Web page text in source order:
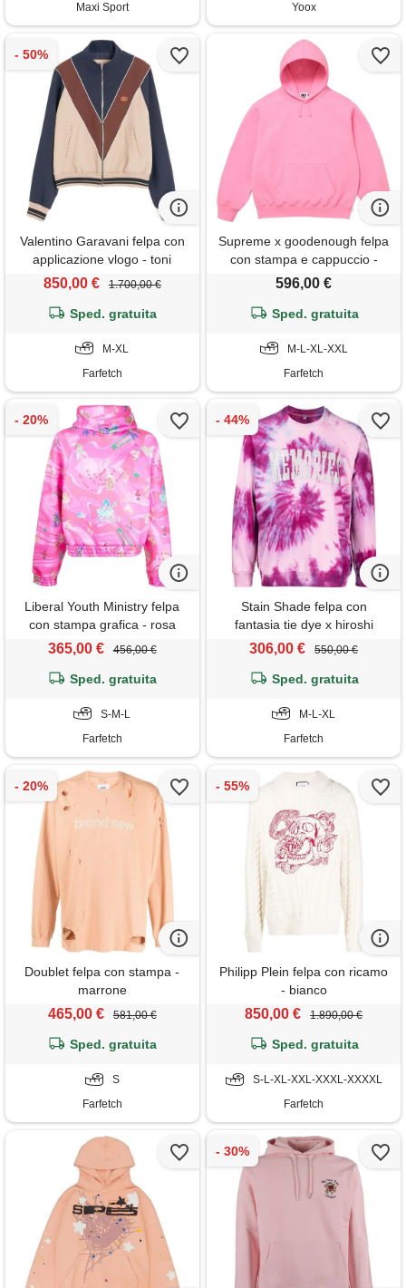
Maxi Sport
Yoox
Valentino Garavani felpa con
applicazione vlogo - toni
neutri
850,00 € 1.700,00 €
Sped. gratuita
M-XL
Farfetch
Supreme x goodenough felpa
con stampa e cappuccio -
rosa
596,00 €
Sped. gratuita
M-L-XL-XXL
Farfetch
Liberal Youth Ministry felpa
con stampa grafica - rosa
365,00 € 456,00 €
Sped. gratuita
S-M-L
Farfetch
Stain Shade felpa con
fantasia tie dye x hiroshi
fujiwara - rosa
306,00 € 550,00 €
Sped. gratuita
M-L-XL
Farfetch
Doublet felpa con stampa -
marrone
465,00 € 581,00 €
Sped. gratuita
S
Farfetch
Philipp Plein felpa con ricamo
- bianco
850,00 € 1.890,00 €
Sped. gratuita
S-L-XL-XXL-XXXL-XXXXL
Farfetch